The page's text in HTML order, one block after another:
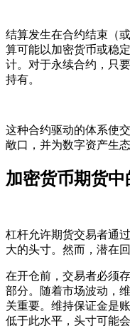
结算发生在合约结束（
算可能以加密货币或稳
计。对于永续合约，只
持有。
这种合约驱动的体系使
敞口，并为数字资产生
加密货币期货
杠杆允许期货交易者通
大的头寸。然而，潜在
在开仓前，交易者必须
部分。随着市场波动，
关重要。 维持保证金是
低于此水平，头寸可能